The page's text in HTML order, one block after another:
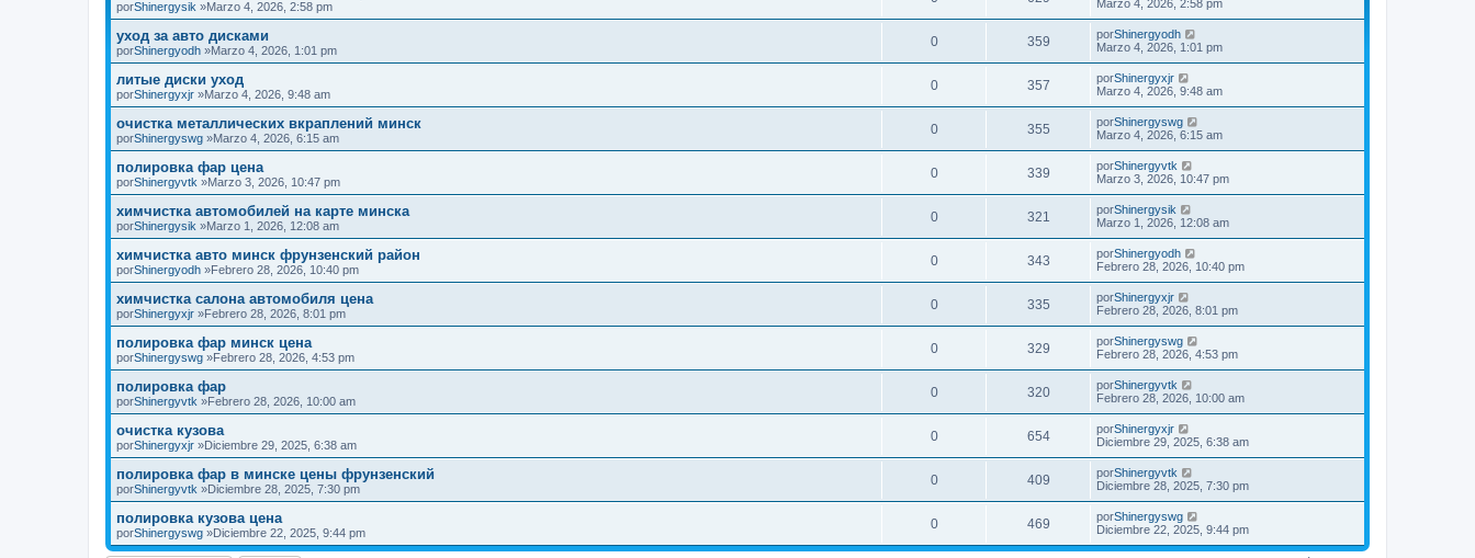
porShinergysik »Marzo 4, 2026, 2:58 pm
Marzo 4, 2026, 2:58 pm
уход за авто дисками
porShinergyodh »Marzo 4, 2026, 1:01 pm
0 359 porShinergyodh
Marzo 4, 2026, 1:01 pm
литые диски уход
porShinergyxjr »Marzo 4, 2026, 9:48 am
0 357 porShinergyxjr
Marzo 4, 2026, 9:48 am
очистка металлических вкраплений минск
porShinergyswg »Marzo 4, 2026, 6:15 am
0 355 porShinergyswg
Marzo 4, 2026, 6:15 am
полировка фар цена
porShinergyvtk »Marzo 3, 2026, 10:47 pm
0 339 porShinergyvtk
Marzo 3, 2026, 10:47 pm
химчистка автомобилей на карте минска
porShinergysik »Marzo 1, 2026, 12:08 am
0 321 porShinergysik
Marzo 1, 2026, 12:08 am
химчистка авто минск фрунзенский район
porShinergyodh »Febrero 28, 2026, 10:40 pm
0 343 porShinergyodh
Febrero 28, 2026, 10:40 pm
химчистка салона автомобиля цена
porShinergyxjr »Febrero 28, 2026, 8:01 pm
0 335 porShinergyxjr
Febrero 28, 2026, 8:01 pm
полировка фар минск цена
porShinergyswg »Febrero 28, 2026, 4:53 pm
0 329 porShinergyswg
Febrero 28, 2026, 4:53 pm
полировка фар
porShinergyvtk »Febrero 28, 2026, 10:00 am
0 320 porShinergyvtk
Febrero 28, 2026, 10:00 am
очистка кузова
porShinergyxjr »Diciembre 29, 2025, 6:38 am
0 654 porShinergyxjr
Diciembre 29, 2025, 6:38 am
полировка фар в минске цены фрунзенский
porShinergyvtk »Diciembre 28, 2025, 7:30 pm
0 409 porShinergyvtk
Diciembre 28, 2025, 7:30 pm
полировка кузова цена
porShinergyswg »Diciembre 22, 2025, 9:44 pm
0 469 porShinergyswg
Diciembre 22, 2025, 9:44 pm